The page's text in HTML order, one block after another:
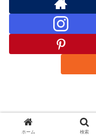
ホーム 検索